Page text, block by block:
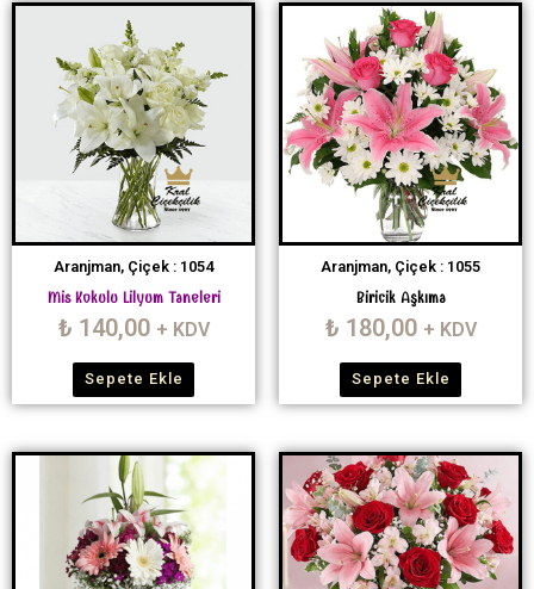
Aranjman, Çiçek : 1054
Mis Kokulu Lilyum Taneleri
₺ 140,00 + KDV
Sepete Ekle
Aranjman, Çiçek : 1055
Biricik Aşkıma
₺ 180,00 + KDV
Sepete Ekle